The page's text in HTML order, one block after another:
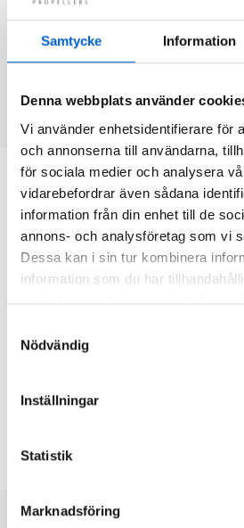
Samtycke Information
Denna webbplats använder
Vi använder enhetsidentifierare för
och annonserna till användarna,
för sociala medier och analysera
vidarebefordrar även sådana
information från din enhet till de
annons- och analysföretag som vi
Dessa kan i sin tur kombinera
information som du har
Nödvändig
Inställningar
Statistik
Marknadsföring
helt enkelt fel propeller och
Thomas hur din båt kan bli bättre
KONTAKTA OSS